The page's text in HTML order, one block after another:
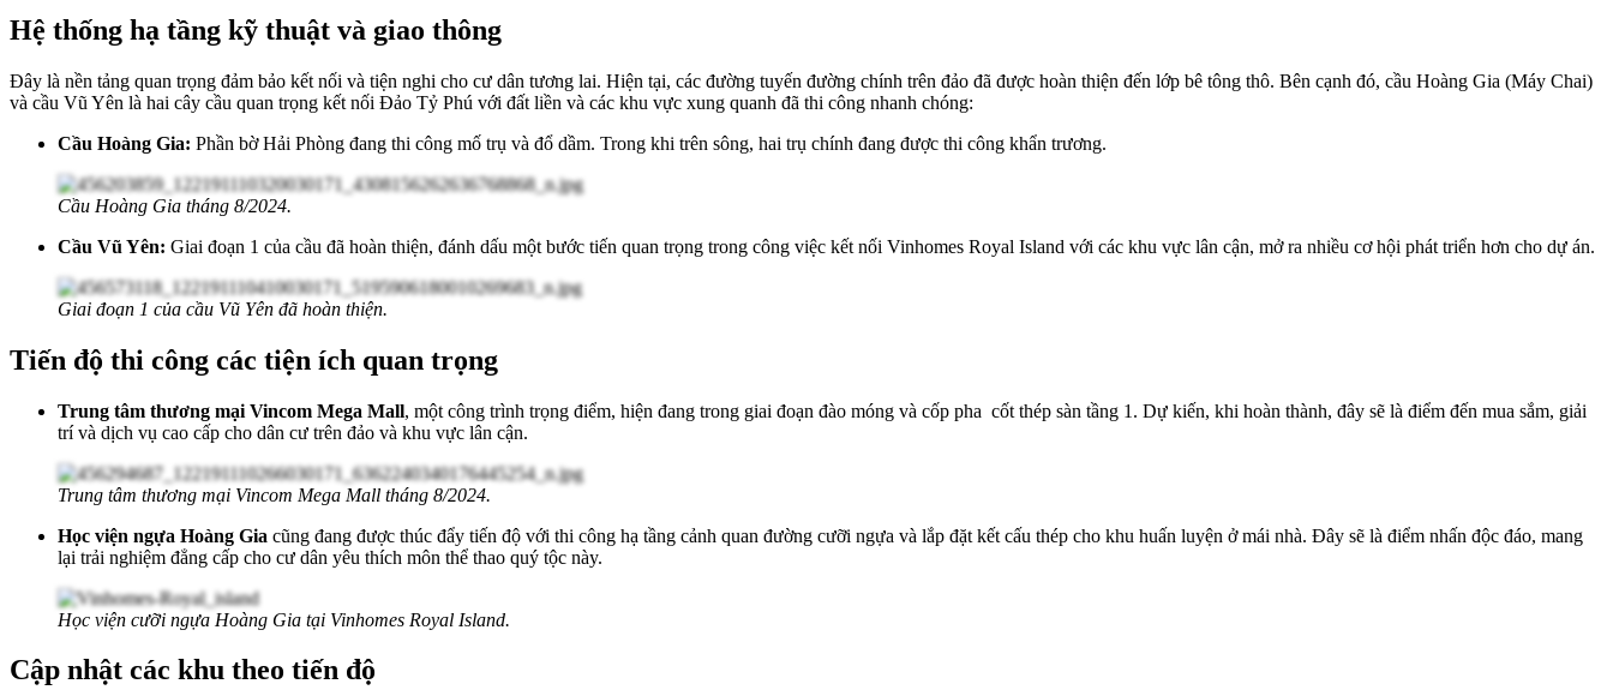
Hệ thống hạ tầng kỹ thuật và giao thông
Đây là nền tảng quan trọng đảm bảo kết nối và tiện nghi cho cư dân tương lai. Hiện tại, các đường tuyến đường chính trên đảo đã được hoàn thiện đến lớp bê tông thô. Bên cạnh đó, cầu Hoàng Gia (Máy Chai)
và cầu Vũ Yên là hai cây cầu quan trọng kết nối Đảo Tỷ Phú với đất liền và các khu vực xung quanh đã thi công nhanh chóng:
Cầu Hoàng Gia: Phần bờ Hải Phòng đang thi công mố trụ và đổ dầm. Trong khi trên sông, hai trụ chính đang được thi công khẩn trương.
Cầu Hoàng Gia tháng 8/2024.
Cầu Vũ Yên: Giai đoạn 1 của cầu đã hoàn thiện, đánh dấu một bước tiến quan trọng trong công việc kết nối Vinhomes Royal Island với các khu vực lân cận, mở ra nhiều cơ hội phát triển hơn cho dự án.
Giai đoạn 1 của cầu Vũ Yên đã hoàn thiện.
Tiến độ thi công các tiện ích quan trọng
Trung tâm thương mại Vincom Mega Mall, một công trình trọng điểm, hiện đang trong giai đoạn đào móng và cốp pha cốt thép sàn tầng 1. Dự kiến, khi hoàn thành, đây sẽ là điểm đến mua sắm, giải
trí và dịch vụ cao cấp cho dân cư trên đảo và khu vực lân cận.
Trung tâm thương mại Vincom Mega Mall tháng 8/2024.
Học viện ngựa Hoàng Gia cũng đang được thúc đẩy tiến độ với thi công hạ tầng cảnh quan đường cưỡi ngựa và lắp đặt kết cấu thép cho khu huấn luyện ở mái nhà. Đây sẽ là điểm nhấn độc đáo, mang
lại trải nghiệm đẳng cấp cho cư dân yêu thích môn thể thao quý tộc này.
Học viện cưỡi ngựa Hoàng Gia tại Vinhomes Royal Island.
Cập nhật các khu theo tiến độ